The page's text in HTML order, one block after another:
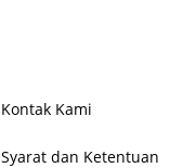
Kontak Kami
Syarat dan Ketentuan